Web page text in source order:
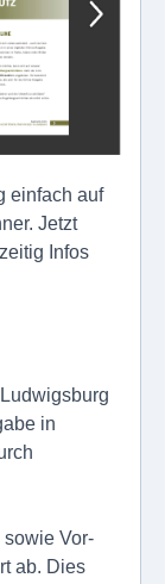
einfach auf
Jetzt
Infos
in
Vor-
ab. Dies